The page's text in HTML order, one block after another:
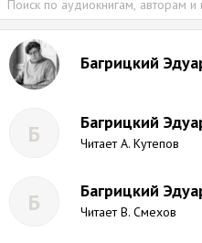
Багрицкий
Б Багрицкий
Читает А. Кутепов
Б Багрицкий
Читает В. Смехов